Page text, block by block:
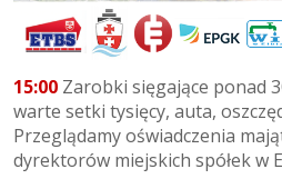
15:00 Zarobki sięgające ponad
warte setki tysięcy, auta,
Przeglądamy oświadczenia
dyrektorów miejskich spółek w